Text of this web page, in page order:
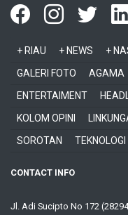
+ RIAU + NEWS +
GALERI FOTO
AGAMA
ENTERTAIMENT
KOLOM OPINI
SOROTAN
TEKNOLOGI
CONTACT INFO
Jl. Adi Sucipto No 172